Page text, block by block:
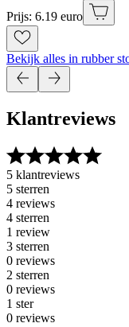
Prijs: 6.19 euro
Bekijk alles in rubber
Klantreviews
5 klantreviews
5 sterren
4 reviews
4 sterren
1 review
3 sterren
0 reviews
2 sterren
0 reviews
1 ster
0 reviews